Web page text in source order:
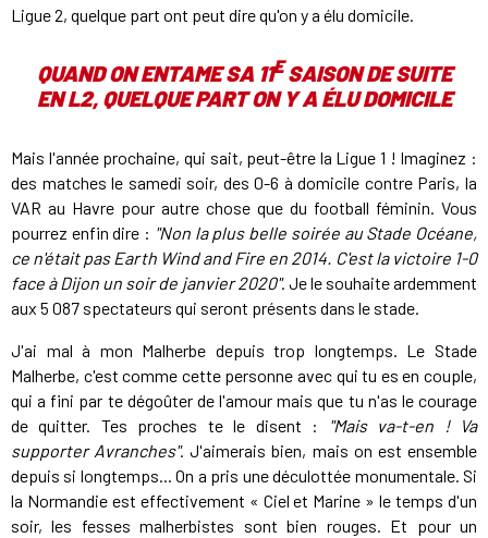
Ligue 2, quelque part ont peut dire qu'on y a élu domicile.
QUAND ON ENTAME SA 11ESAISON DE SUITE
EN L2, QUELQUE PART ON Y A ÉLU DOMICILE
Mais l'année prochaine, qui sait, peut-être la Ligue 1 ! Imaginez :
des matches le samedi soir, des 0-6 à domicile contre Paris, la
VAR au Havre pour autre chose que du football féminin. Vous
pourrez enfin dire : "Non la plus belle soirée au Stade Océane,
ce n'était pas Earth Wind and Fire en 2014. C'est la victoire 1-0
face à Dijon un soir de janvier 2020". Je le souhaite ardemment
aux 5 087 spectateurs qui seront présents dans le stade.
J'ai mal à mon Malherbe depuis trop longtemps. Le Stade
Malherbe, c'est comme cette personne avec qui tu es en couple,
qui a fini par te dégoûter de l'amour mais que tu n'as le courage
de quitter. Tes proches te le disent :
"Mais va-t-en ! Va
supporter Avranches". J'aimerais bien, mais on est ensemble
depuis si longtemps... On a pris une déculottée monumentale. Si
la Normandie est effectivement « Ciel et Marine » le temps d'un
soir, les fesses malherbistes sont bien rouges. Et pour un